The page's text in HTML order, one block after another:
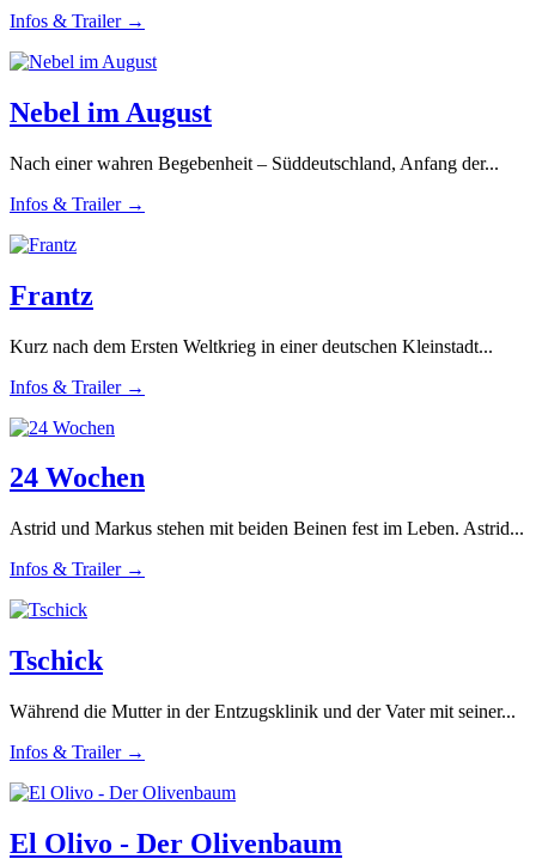
Infos & Trailer →
Nebel im August
Nach einer wahren Begebenheit – Süddeutschland, Anfang der...
Infos & Trailer →
Frantz
Kurz nach dem Ersten Weltkrieg in einer deutschen Kleinstadt...
Infos & Trailer →
24 Wochen
Astrid und Markus stehen mit beiden Beinen fest im Leben. Astrid...
Infos & Trailer →
Tschick
Während die Mutter in der Entzugsklinik und der Vater mit seiner...
Infos & Trailer →
El Olivo - Der Olivenbaum